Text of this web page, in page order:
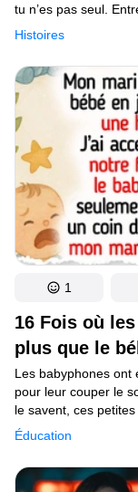
Histoires
tu n’es pas seul.
toi comment vivre ta
insaisissable, il y a
de famille
intense ou
16 Fois où
plus que le
Éducation
Les babyphones ont
pour leur couper le
le savent, ces
dormant
drôles, étranges ou
que rassuré. Ces
le moniteur de son
1